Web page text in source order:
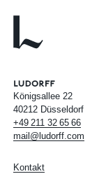
Königsallee 22
40212 Düsseldorf
+49 211 32 65 66
mail@ludorff.com
Kontakt